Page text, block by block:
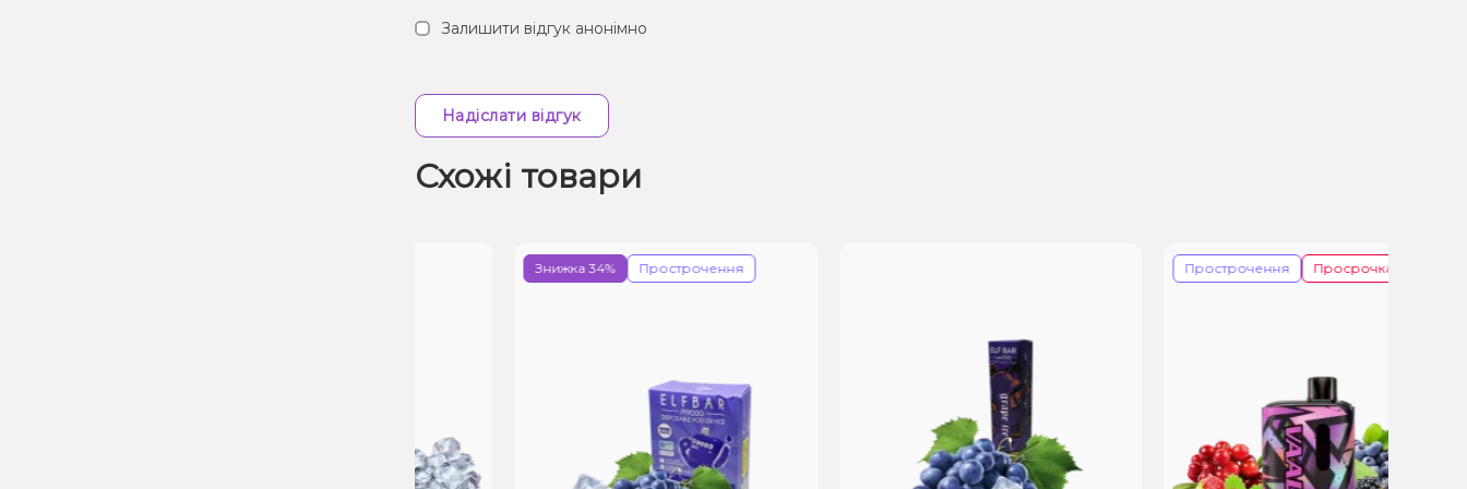
Залишити відгук анонімно
Надіслати відгук
Схожі товари
Знижка 34% Прострочення Прострочення Просрочка